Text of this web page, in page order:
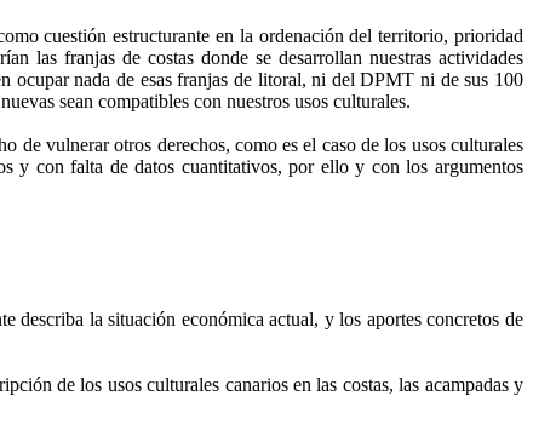
cuestión estructurante en la ordenación del territorio, prioridad
las franjas de costas donde se desarrollan nuestras actividades
ocupar nada de esas franjas de litoral, ni del DPMT ni de sus 100
sean compatibles con nuestros usos culturales.
de vulnerar otros derechos, como es el caso de los usos culturales
y con falta de datos cuantitativos, por ello y con los argumentos
describa la situación económica actual, y los aportes concretos de
de los usos culturales canarios en las costas, las acampadas y